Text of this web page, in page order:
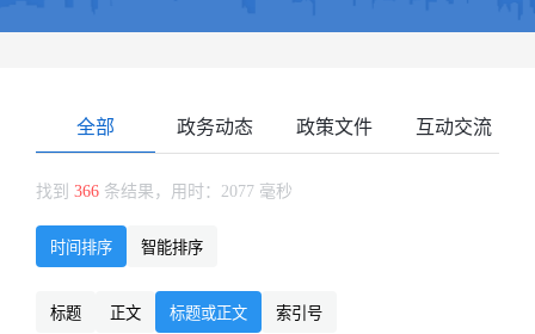
全部 政务动态 政策文件 互动交流
找到 366 条结果，用时：2077 毫秒
时间排序 智能排序
标题 正文 标题或正文 索引号